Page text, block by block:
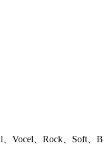
、Rock、Soft、